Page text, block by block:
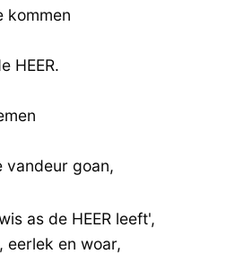
kommen
HEER.
vandeur goan,
as de HEER leeft',
eerlek en woar,